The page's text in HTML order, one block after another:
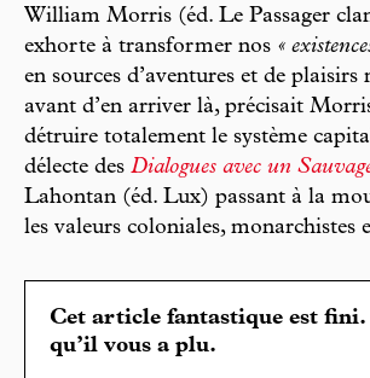
William Morris (éd. Le Passager
exhorte à transformer nos «
en sources d’aventures et de
avant d’en arriver là, précisait
détruire totalement le système
délecte des Dialogues avec un
Lahontan (éd. Lux) passant à la
les valeurs coloniales, monarchistes
Cet article fantastique est fini.
qu’il vous a plu.